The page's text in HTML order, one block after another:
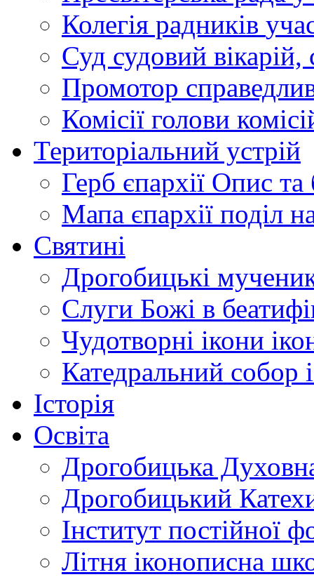
Колегія радників
Суд судовий вікарій,
Промотор
Комісії голови
Територіальний устрій
Герб єпархії Опис та
Мапа єпархії поділ
Святині
Дрогобицькі
Слуги Божі в
Чудотворні ікони
Катедральний собор
Історія
Освіта
Дрогобицька
Дрогобицький
Інститут постійної
Літня іконописна